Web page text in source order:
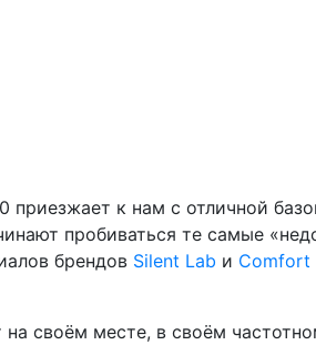
к нам с отличной
пробиваться те самые
брендов Silent Lab и Comfort
своём месте, в своём